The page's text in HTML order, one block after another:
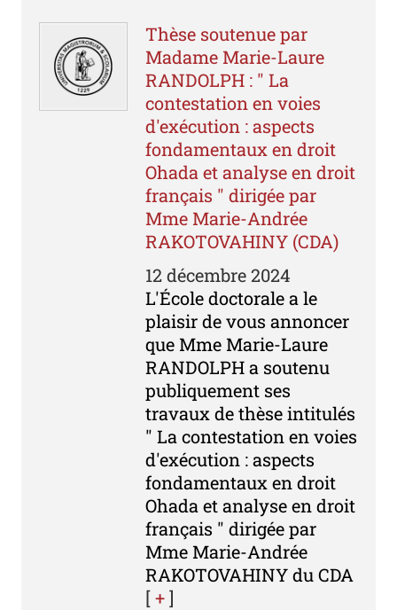
Thèse soutenue par
Madame Marie-Laure
RANDOLPH : " La
contestation en voies
d'exécution : aspects
fondamentaux en droit
Ohada et analyse en droit
français " dirigée par
Mme Marie-Andrée
RAKOTOVAHINY (CDA)
12 décembre 2024
L'École doctorale a le
plaisir de vous annoncer
que Mme Marie-Laure
RANDOLPH a soutenu
publiquement ses
travaux de thèse intitulés
" La contestation en voies
d'exécution : aspects
fondamentaux en droit
Ohada et analyse en droit
français " dirigée par
Mme Marie-Andrée
RAKOTOVAHINY du CDA
[+]